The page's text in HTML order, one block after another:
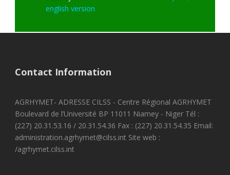
english version
Contact Information
AGRHYMET- ADRESSE CILSS - Centre Régional AGRHYMET
Boulevard de l’Université BP 11011 Niamey - Niger Tél :
(227) 20.31.53.16 / 20.31.54.36 Fax : (227) 20.31.54.35 Email:
administration.agrhymet@cilss.int Site web :
/agrhymet.cilss.int